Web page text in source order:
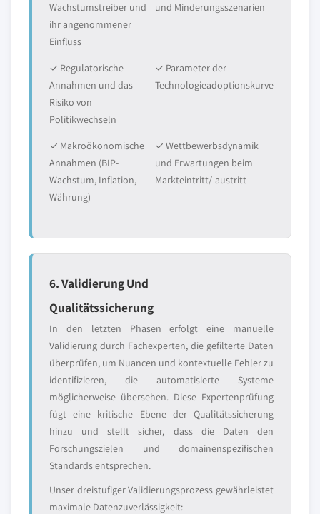
Wachstumstreiber und
ihr angenommener
Einfluss
und Minderungsszenarien
✓ Regulatorische
Annahmen und das
Risiko von
Politikwechseln
✓ Parameter der
Technologieadoptionskurve
✓ Makroökonomische
Annahmen (BIP-
Wachstum, Inflation,
Währung)
✓ Wettbewerbsdynamik
und Erwartungen beim
Markteintritt/-austritt
6. Validierung Und
Qualitätssicherung
In den letzten Phasen erfolgt eine manuelle
Validierung durch Fachexperten, die gefilterte Daten
überprüfen, um Nuancen und kontextuelle Fehler zu
identifizieren, die automatisierte Systeme
möglicherweise übersehen. Diese Expertenprüfung
fügt eine kritische Ebene der Qualitätssicherung
hinzu und stellt sicher, dass die Daten den
Forschungszielen und domainenspezifischen
Standards entsprechen.
Unser dreistufiger Validierungsprozess gewährleistet
maximale Datenzuverlässigkeit: